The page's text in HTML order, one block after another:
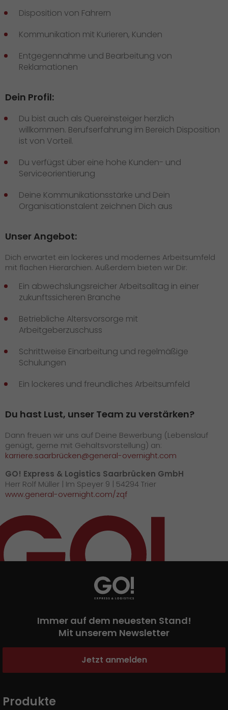
Pressematerial
GO! Pressekontakt
Disposition von Fahrern
Kommunikation mit Kurieren, Kunden
Entgegennahme und Bearbeitung von
Reklamationen
Dein Profil:
Du bist auch als Quereinsteiger herzlich
willkommen. Berufserfahrung im Bereich Disposition
ist von Vorteil.
Du verfügst über eine hohe Kunden- und
Serviceorientierung
Deine Kommunikationsstärke und Dein
Organisationstalent zeichnen Dich aus
Unser Angebot:
Dich erwartet ein lockeres und modernes Arbeitsumfeld
mit flachen Hierarchien. Außerdem bieten wir Dir:
Ein abwechslungsreicher Arbeitsalltag in einer
zukunftssicheren Branche
Betriebliche Altersvorsorge mit
Arbeitgeberzuschuss
Schrittweise Einarbeitung und regelmäßige
Schulungen
Ein lockeres und freundliches Arbeitsumfeld
Du hast Lust, unser Team zu verstärken?
Dann freuen wir uns auf Deine Bewerbung (Lebenslauf
genügt, gerne mit Gehaltsvorstellung) an:
karriere.saarbrücken@general-overnight.com
GO! Express & Logistics Saarbrücken GmbH
Herr Rolf Müller | Im Speyer 9 | 54294 Trier
www.general-overnight.com/zqf
Immer auf dem neuesten Stand!
Mit unserem Newsletter
Jetzt anmelden
Produkte